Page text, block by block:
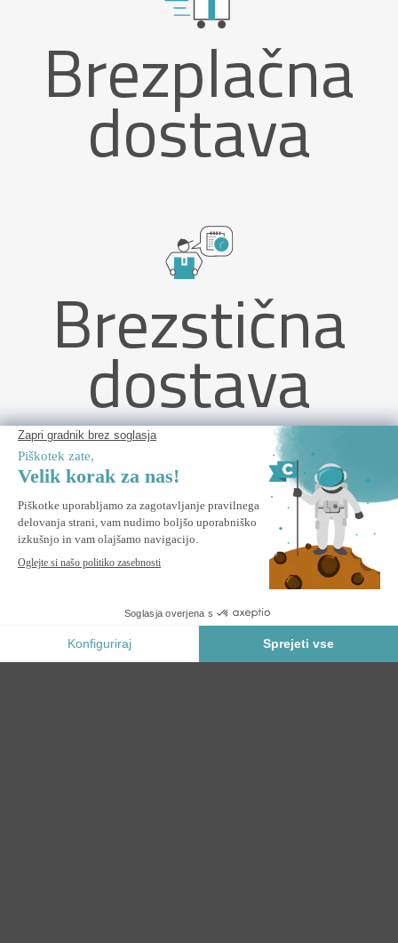
Brezplačna
dostava
Brezstična
dostava
NAVAGIO 3x3m siv aluminijast konzolni senčnik - vrtljiv in
OPOZORI ME
Obvesti me, ko bo ta izdelek spet na zalogi.
Varno Plačilo